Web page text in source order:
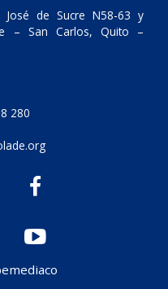
José de Sucre N58-63 y
– San Carlos, Quito –
280